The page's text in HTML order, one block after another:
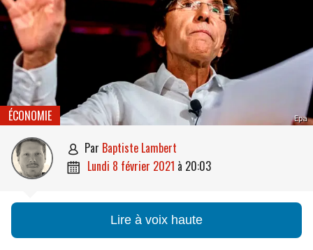
Epa
ÉCONOMIE
 par Baptiste Lambert
 lundi 8 février 2021 à 20:03
Lire à voix haute